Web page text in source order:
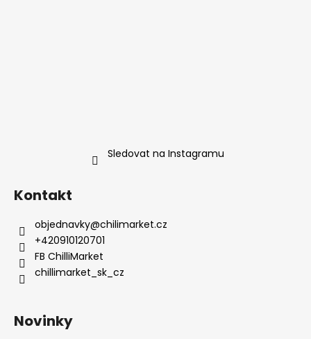
Sledovat na Instagramu
Kontakt
objednavky@chilimarket.cz
+420910120701
FB ChilliMarket
chillimarket_sk_cz
Novinky